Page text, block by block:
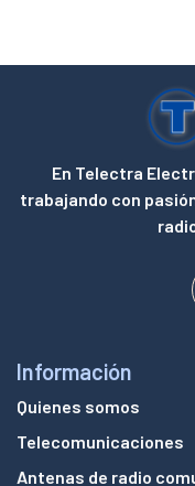
En Telectra
trabajando con
Información
Quienes somos
Telecomunicaciones
Antenas de radio